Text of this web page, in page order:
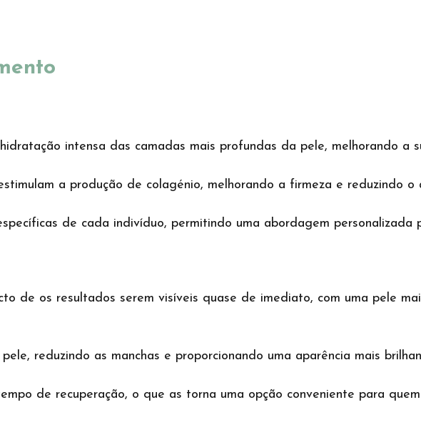
intensa das camadas mais profundas da pele, melhorando a
a produção de colagénio, melhorando a firmeza e reduzindo
de cada indivíduo, permitindo uma abordagem personalizada
de os resultados serem visíveis quase de imediato, com uma pele
reduzindo as manchas e proporcionando uma aparência mais
de recuperação, o que as torna uma opção conveniente para